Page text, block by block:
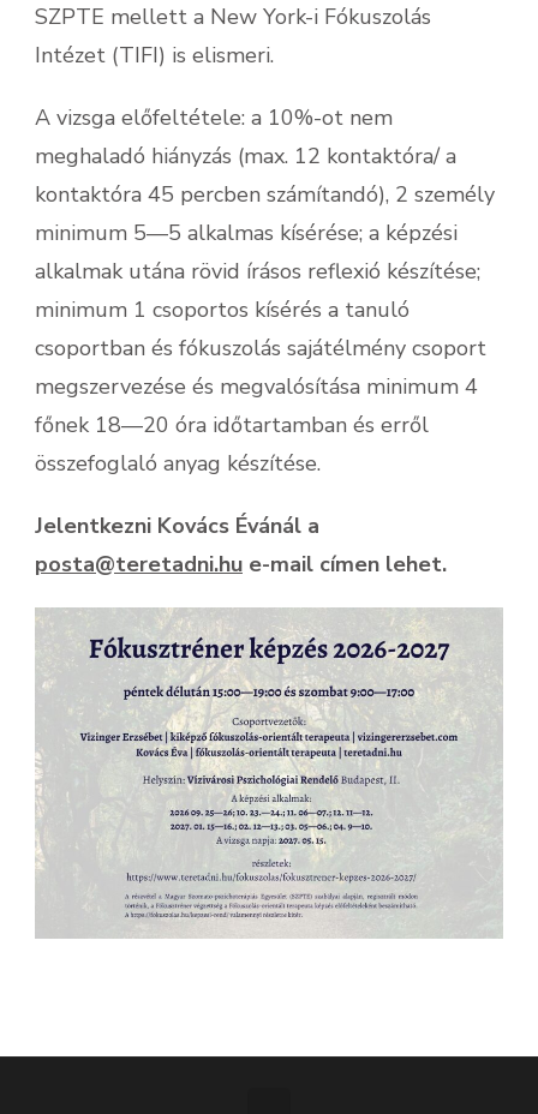
SZPTE mellett a New York-i Fókuszolás
Intézet (TIFI) is elismeri.
A vizsga előfeltétele: a 10%-ot nem
meghaladó hiányzás (max. 12 kontaktóra/ a
kontaktóra 45 percben számítandó), 2 személy
minimum 5—5 alkalmas kísérése; a képzési
alkalmak utána rövid írásos reflexió készítése;
minimum 1 csoportos kísérés a tanuló
csoportban és fókuszolás sajátélmény csoport
megszervezése és megvalósítása minimum 4
főnek 18—20 óra időtartamban és erről
összefoglaló anyag készítése.
Jelentkezni Kovács Évánál a
posta@teretadni.hu e-mail címen lehet.